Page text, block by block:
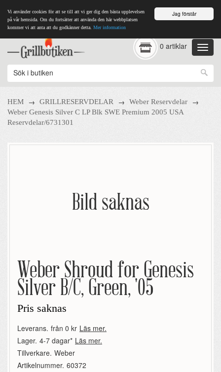
Jag förstår
Vi använder cookies för att se till att vi ger dig den bästa upplevelsen
på vår hemsida. Om du fortsätter att använda den här webbplatsen
kommer vi att anta att du godkänner detta. Mer information
0 artiklar
HEM → GRILLRESERVDELAR → Weber Reservdelar →
Weber Genesis Silver C LP Blk SWE Premium 2005 USA
Reservdelar/6731301
Bild saknas
Weber Shroud for Genesis
Silver B/C, Green, '05
Pris saknas
Leverans. från 0 kr Läs mer.
Lager. 4-7 dagar* Läs mer.
Tillverkare. Weber
Artikelnummer. 60372